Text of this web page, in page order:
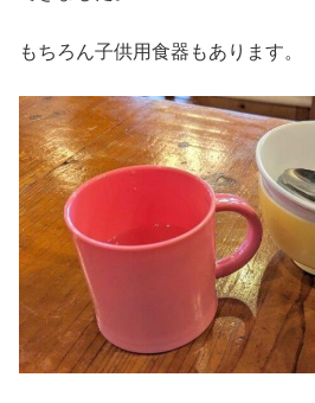
もちろん子供用食器もあります。